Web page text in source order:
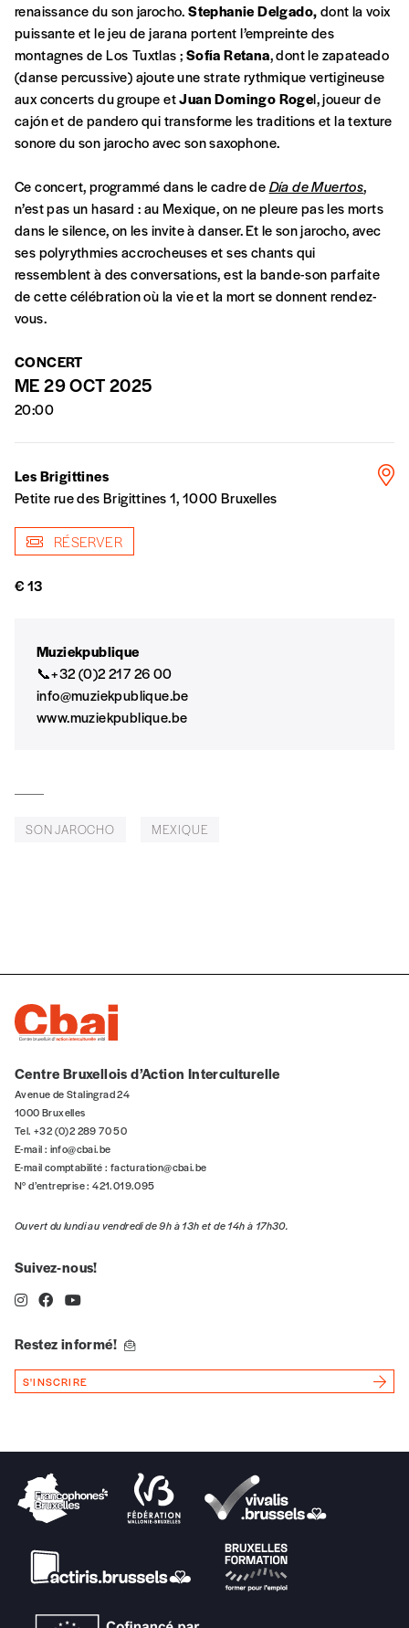
INSCRIPTION
*champs obligatoires
En pratique
Vous vous abonnez pour l’année civile en
cours ou vous commandez au numéro.
Vous indiquez si vous souhaitez recevoir la
revue en format papier ou numérique.
Vous renseignez vos coordonnées.
compteIBAN BE34 0010 7305
2190avec en communication le numéro de
la commande renseigné dans le mail de
confirmation et la mention “participation
Imag”.
financièrement à tout moment, même après
avoir reçu plusieurs numéros. Ce paiement
NOS
FORMULES
1 an = 5 numéros
20€*/an
5€*
Format papier (livraison uniquement
en Belgique)
Je commande au numéro
Édition papier (livraison en Belgique
uniquement)
Quantité
AJOUTER
Offre découverte
renaissance du son jarocho.Stephanie Delgado,dont la voix
puissante et le jeu de jarana portent l’empreinte des
montagnes de Los Tuxtlas ;Sofía Retana, dont le zapateado
(danse percussive) ajoute une strate rythmique vertigineuse
aux concerts du groupe etJuan Domingo Rogel, joueur de
cajón et de pandero qui transforme les traditions et la texture
sonore du son jarocho avec son saxophone.
Ce concert, programmé dans le cadre deDía de Muertos,
n’est pas un hasard : au Mexique, on ne pleure pas les morts
dans le silence, on les invite à danser. Et le son jarocho, avec
ses polyrythmies accrocheuses et ses chants qui
ressemblent à des conversations, est la bande-son parfaite
de cette célébration où la vie et la mort se donnent rendez-
vous.
CONCERT
ME 29 OCT 2025
20:00
Les Brigittines
Petite rue des Brigittines 1, 1000 Bruxelles
RÉSERVER
€ 13
Muziekpublique
📞+32 (0)2 217 26 00
info@muziekpublique.be
www.muziekpublique.be
SON JAROCHO MEXIQUE
Centre Bruxellois d’Action Interculturelle
Avenue de Stalingrad 24
1000 Bruxelles
Tel. +32 (0)2 289 70 50
E-mail : info@cbai.be
E-mail comptabilité : facturation@cbai.be
N° d’entreprise : 421.019.095
Ouvert du lundi au vendredi de 9h à 13h et de 14h à 17h30.
Suivez-nous!
Restez informé!
S'INSCRIRE